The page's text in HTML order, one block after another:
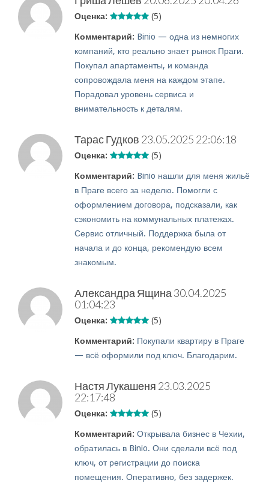
Оценка: (5)
Комментарий: Binio — одна из немногих
компаний, кто реально знает рынок Праги.
Покупал апартаменты, и команда
сопровождала меня на каждом этапе.
Порадовал уровень сервиса и
внимательность к деталям.
Тарас Гудков 23.05.2025 22:06:18
Оценка: (5)
Комментарий: Binio нашли для меня жильё
в Праге всего за неделю. Помогли с
оформлением договора, подсказали, как
сэкономить на коммунальных платежах.
Сервис отличный. Поддержка была от
начала и до конца, рекомендую всем
знакомым.
Александра Ящина 30.04.2025
01:04:23
Оценка: (5)
Комментарий: Покупали квартиру в Праге
— всё оформили под ключ. Благодарим.
Настя Лукашеня 23.03.2025
22:17:48
Оценка: (5)
Комментарий: Открывала бизнес в Чехии,
обратилась в Binio. Они сделали всё под
ключ, от регистрации до поиска
помещения. Оперативно, без задержек.